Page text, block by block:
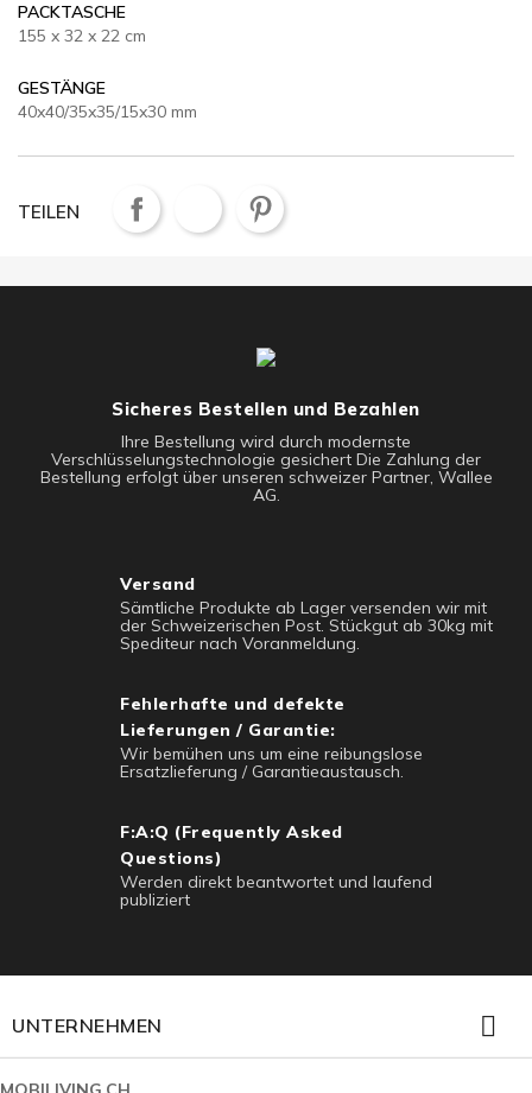
PACKTASCHE
155 x 32 x 22 cm
GESTÄNGE
40x40/35x35/15x30 mm
TEILEN
Sicheres Bestellen und Bezahlen
Ihre Bestellung wird durch modernste
Verschlüsselungstechnologie gesichert Die Zahlung der
Bestellung erfolgt über unseren schweizer Partner, Wallee
AG.
Versand
Sämtliche Produkte ab Lager versenden wir mit
der Schweizerischen Post. Stückgut ab 30kg mit
Spediteur nach Voranmeldung.
Fehlerhafte und defekte
Lieferungen / Garantie:
Wir bemühen uns um eine reibungslose
Ersatzlieferung / Garantieaustausch.
F:A:Q (Frequently Asked
Questions)
Werden direkt beantwortet und laufend
publiziert
UNTERNEHMEN 